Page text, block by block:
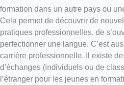
formation dans un autre pays ou
Cela permet de découvrir de
pratiques professionnelles, de
perfectionner une langue. C’est
carrière professionnelle. Il existe
d’échanges (individuels ou de
l’étranger pour les jeunes en